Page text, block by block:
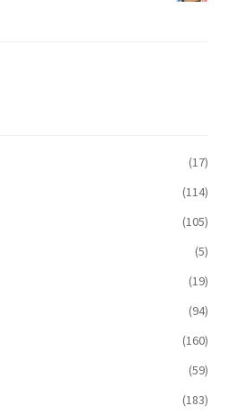
(17)
(114)
(105)
(5)
(19)
(94)
(160)
(59)
(183)